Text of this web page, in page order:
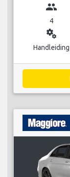
group
4
miscellaneous_services
Handleiding